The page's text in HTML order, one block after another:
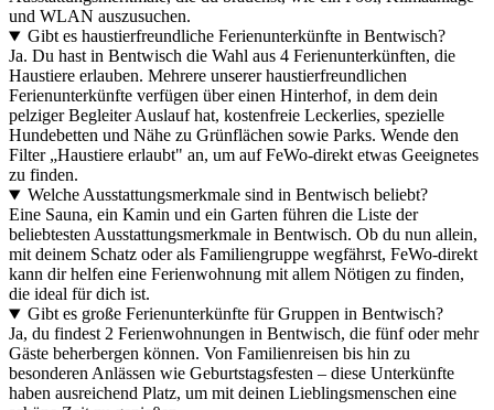
und WLAN auszusuchen.
Gibt es haustierfreundliche Ferienunterkünfte in Bentwisch?
Ja. Du hast in Bentwisch die Wahl aus 4 Ferienunterkünften, die
Haustiere erlauben. Mehrere unserer haustierfreundlichen
Ferienunterkünfte verfügen über einen Hinterhof, in dem dein
pelziger Begleiter Auslauf hat, kostenfreie Leckerlies, spezielle
Hundebetten und Nähe zu Grünflächen sowie Parks. Wende den
Filter „Haustiere erlaubt" an, um auf FeWo-direkt etwas Geeignetes
zu finden.
Welche Ausstattungsmerkmale sind in Bentwisch beliebt?
Eine Sauna, ein Kamin und ein Garten führen die Liste der
beliebtesten Ausstattungsmerkmale in Bentwisch. Ob du nun allein,
mit deinem Schatz oder als Familiengruppe wegfährst, FeWo-direkt
kann dir helfen eine Ferienwohnung mit allem Nötigen zu finden,
die ideal für dich ist.
Gibt es große Ferienunterkünfte für Gruppen in Bentwisch?
Ja, du findest 2 Ferienwohnungen in Bentwisch, die fünf oder mehr
Gäste beherbergen können. Von Familienreisen bis hin zu
besonderen Anlässen wie Geburtstagsfesten – diese Unterkünfte
haben ausreichend Platz, um mit deinen Lieblingsmenschen eine